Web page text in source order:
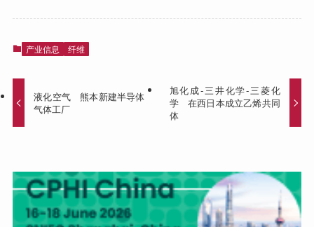
产业信息 纤维
液化空气 熊本新建半导体
气体工厂
旭化成-三井化学-三菱化
学 在西日本成立乙烯共同
体